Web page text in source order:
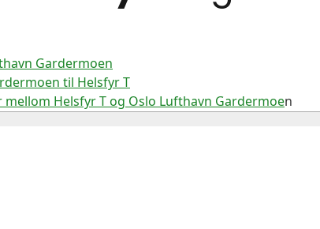
Gardermoen
til Helsfyr T
Helsfyr T og Oslo Lufthavn Gardermoen